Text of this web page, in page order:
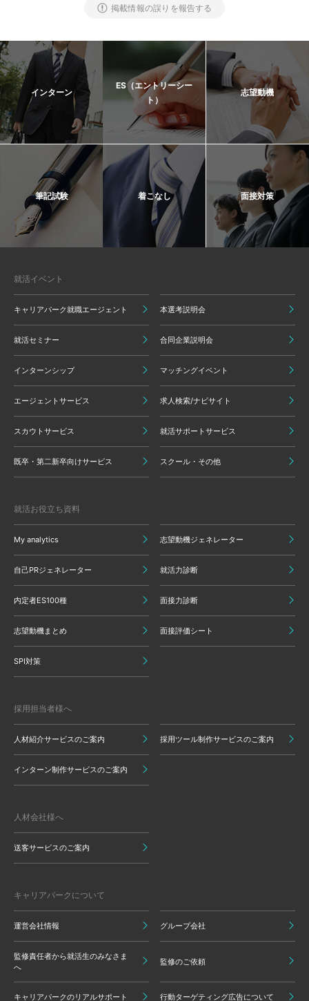
掲載情報の誤りを報告する
インターン
ES（エントリーシー
ト）
志望動機
筆記試験 着こなし 面接対策
就活イベント
キャリアパーク就職エージェント 本選考説明会
就活セミナー 合同企業説明会
インターンシップ マッチングイベント
エージェントサービス 求人検索/ナビサイト
スカウトサービス 就活サポートサービス
既卒・第二新卒向けサービス スクール・その他
就活お役立ち資料
My analytics 志望動機ジェネレーター
自己PRジェネレーター 就活力診断
内定者ES100種 面接力診断
志望動機まとめ 面接評価シート
SPI対策
採用担当者様へ
人材紹介サービスのご案内 採用ツール制作サービスのご案内
インターン制作サービスのご案内
人材会社様へ
送客サービスのご案内
キャリアパークについて
運営会社情報 グループ会社
監修責任者から就活生のみなさま
へ
監修のご依頼
キャリアパークのリアルサポート 行動ターゲティング広告について